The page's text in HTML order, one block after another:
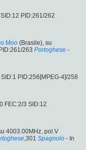
PID:261/262
Moo (Brasile), su
263 Portoghese -
PID:256[MPEG-4]/258
FEC:2/3 SID:12
4003.00MHz, pol.V
,301 Spagnolo - In